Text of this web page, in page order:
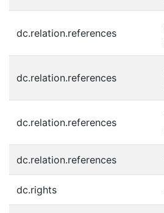
dc.relation.references
dc.relation.references
dc.relation.references
dc.relation.references
dc.rights